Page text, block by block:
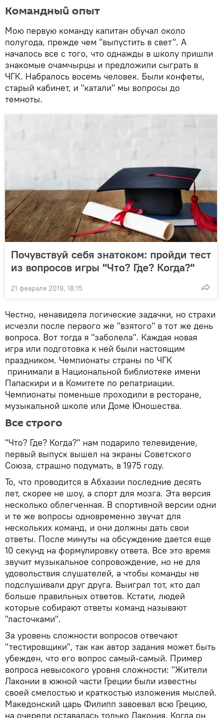
Командный опыт
Мою первую команду капитан обучал около
полугода, прежде чем "выпустить в свет". А
началось все с того, что однажды в школу пришли
знакомые очамчырцы и предложили сыграть в
ЧГК. Набралось восемь человек. Были конфеты,
старый кабинет, и "катали" мы вопросы до
темноты.
Почувствуй себя знатоком: пройди тест
из вопросов игры "Что? Где? Когда?"
21 февраля 2019, 18:15
Честно, ненавидела логические задачки, но страхи
исчезли после первого же "взятого" в тот же день
вопроса. Вот тогда я "заболела". Каждая новая
игра или подготовка к ней были настоящим
праздником. Чемпионаты страны по ЧГК
принимали в Национальной библиотеке имени
Папаскири и в Комитете по репатриации.
Чемпионаты поменьше проходили в ресторане,
музыкальной школе или Доме Юношества.
Все строго
"Что? Где? Когда?" нам подарило телевидение,
первый выпуск вышел на экраны Советского
Союза, страшно подумать, в 1975 году.
То, что проводится в Абхазии последние десять
лет, скорее не шоу, а спорт для мозга. Эта версия
несколько облегченная. В спортивной версии одни
и те же вопросы одновременно звучат для
нескольких команд, и они должны дать свои
ответы. После минуты на обсуждение дается еще
10 секунд на формулировку ответа. Все это время
звучит музыкальное сопровождение, но не для
удовольствия слушателей, а чтобы команды не
подслушивали друг друга. Выиграл тот, кто дал
больше правильных ответов. Кстати, людей
которые собирают ответы команд называют
"ласточками".
За уровень сложности вопросов отвечают
"тестировщики", так как автор задания может быть
убежден, что его вопрос самый-самый. Пример
вопроса невысокого уровня сложности: "Жители
Лаконии в южной части Греции были известны
своей смелостью и краткостью изложения мыслей.
Македонский царь Филипп завоевал всю Грецию,
на очереди оставалась только Лакония. Когда он